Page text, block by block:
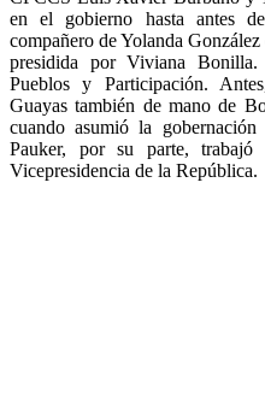
en el gobierno hasta antes
compañero de Yolanda
presidida por Viviana
Pueblos y Participación.
Guayas también de mano de
cuando asumió la
Pauker, por su parte,
Vicepresidencia de la República.